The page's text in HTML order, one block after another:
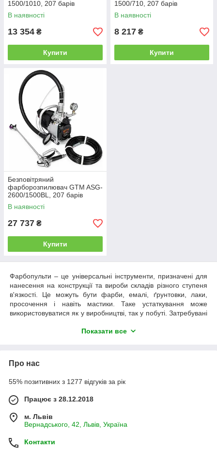
1500/1010, 207 барів
В наявності
13 354 ₴
Купити
1500/710, 207 барів
В наявності
8 217 ₴
Купити
Безповітряний
фарборозпилювач GTM ASG-
2600/1500BL, 207 барів
В наявності
27 737 ₴
Купити
Фарбопульти – це універсальні інструменти, призначені для
нанесення на конструкції та вироби складів різного ступеня
в'язкості. Це можуть бути фарби, емалі, ґрунтовки, лаки,
просочення і навіть мастики. Таке устаткування може
використовуватися як у виробництві, так у побуті. Затребувані
меблевої галузі та в багатьох інших сферах.
Сьогодні можна
пристрої працюють за рахунок надлишкового тиску, що
компресора або магістралі зі стисненим повітрям.
використовують для подачі рідини власний вбудований
плунжерний насос. Він може бути мережевим, що працює від
електричної мережі, а також акумуляторним, що
використовує як джерело живлення батареї, що
Показати все
Про нас
55% позитивних з 1277 відгуків за рік
Працює з 28.12.2018
м. Львів
Вернадського, 42, Львів, Україна
Контакти